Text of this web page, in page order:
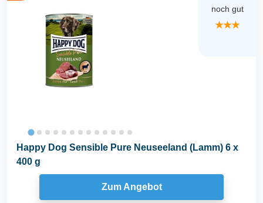
noch gut
★★★
Happy Dog Sensible Pure Neuseeland (Lamm) 6 x
400 g
Zum Angebot